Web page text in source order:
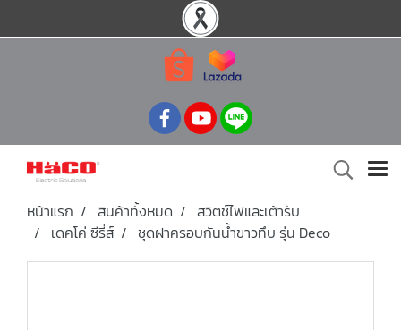
หน้าแรก สินค้าทั้งหมด
สวิตช์ไฟและเต้ารับ
เดคโค่ ซีรี่ส์
ชุดฝาครอบกันน้ำขาวทึบ รุ่น Deco